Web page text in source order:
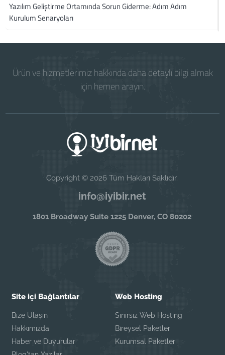
Yazılım Geliştirme Ortamında Sorun Giderme: Adım Adım
Kurulum Senaryoları
Ürün ve hizmetlerimiz hakkında daha detaylı bilgi almak
için hemen arayın.
Copyright © 2026 Tüm Hakları Saklıdır.
info@iyibir.net
1801 Broadway Suite 1225 Denver, CO 80202
Site içi Bağlantılar
Bize Ulaşın
Hakkımızda
Haber ve Duyurular
Web Hosting
Sınırsız Web Hosting
Bireysel Paketler
Kurumsal Paketler